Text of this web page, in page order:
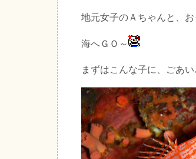
地元女子のＡちゃんと、
海へＧＯ～
まずはこんな子に、ごあ